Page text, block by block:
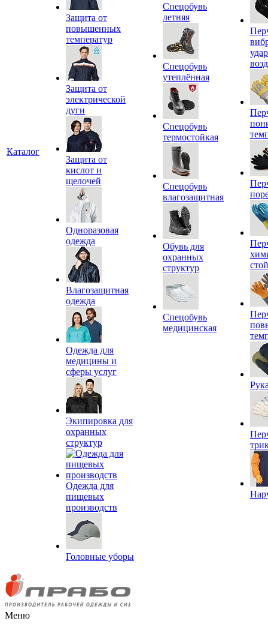
Каталог
Защита от
повышенных
температур
Защита от
электрической
дуги
Защита от
кислот и
щелочей
Одноразовая
одежда
Влагозащитная
одежда
Одежда для
медицины и
сферы услуг
Экипировка для
охранных
структур
Одежда для
пищевых
производств
Головные уборы
Спецобувь
летняя
Спецобувь
утеплённая
Спецобувь
термостойкая
Спецобувь
влагозащитная
Обувь для
охранных
структур
Спецобувь
медицинская
Меню